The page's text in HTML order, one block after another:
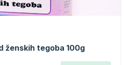
ženskih tegoba 100g